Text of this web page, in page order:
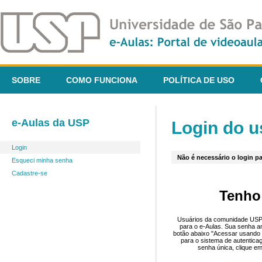
SOBRE COMO FUNCIONA POLÍTICA DE USO
e-Aulas da USP
Login
Esqueci minha senha
Cadastre-se
Login do
Não é necessário o login
Usuários da comunidade
para o e-Aulas. Sua senha
botão abaixo "Acessar
para o sistema de
senha única, clique